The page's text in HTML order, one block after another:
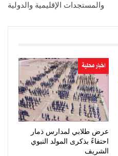
والمستجدات الإقليمية والدولية
اخبار محلية
عرض طلابي لمدارس ذمار
احتفاءً بذكرى المولد النبوي
الشريف